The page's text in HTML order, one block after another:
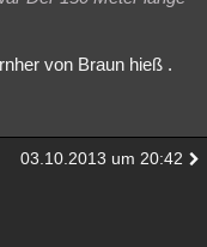
von Braun hieß .
03.10.2013 um 20:42